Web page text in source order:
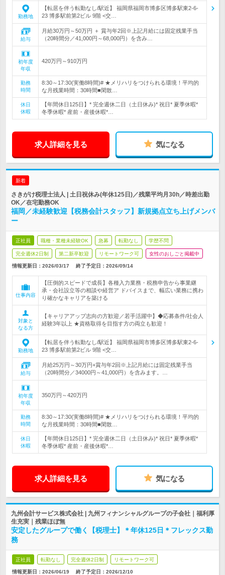
勤務地
【転居を伴う転勤なし/駅近】 福岡県福岡市博多区博多駅東2-6-
23 博多駅前第2ビル 9階 <交…
給与
月給30万円～50万円 ＋ 賞与年2回※上記月給には固定残業手当
（20時間分／41,000円～68,000円）を含み…
初年度
年収
420万円～910万円
勤務
時間
8:30～17:30(実働8時間)# ★メリハリをつけられる環境！平均的
な月残業時間：30時間■閑散…
休日
休暇
【年間休日125日】* 完全週休二日（土日休み)* 祝日* 夏季休暇*
冬季休暇* 産前・産後休暇*…
求人詳細を見る 気になる
新着
さきがけ税理士法人 | 土日祝休み(年休125日)／残業平均月30h／時差出勤
OK／在宅勤務OK
福岡／未経験歓迎【税務会計スタッフ】新規拠点立ち上げメンバ
ー
正社員 職種・業種未経験OK 急募 転勤なし 学歴不問
完全週休2日制 第二新卒歓迎 リモートワーク可 女性のおしごと掲載中
情報更新日：2026/03/17 終了予定日： 2026/09/14
仕事内容
【圧倒的スピードで成長】各種入力業務・税務申告から事業継
承・会社設立等の相談や経営ア ドバイスまで、幅広い業務に携わ
り確かなキャリアを築ける
対象と
なる方
【キャリアアップ志向の方歓迎／若手活躍中】◆応募条件/社会人
経験3年以上 ★資格取得を目指す方の両立も歓迎！
勤務地
【転居を伴う転勤なし/駅近】 福岡県福岡市博多区博多駅東2-6-
23 博多駅前第2ビル 9階 <交…
給与
月給25万円～30万円+賞与年2回※上記月給には固定残業手当
（20時間分／34000円～41,000円）を含みます。…
初年度
年収
350万円～420万円
勤務
時間
8:30～17:30(実働8時間)# ★メリハリをつけられる環境！平均的
な月残業時間：30時間■閑散…
休日
休暇
【年間休日125日】* 完全週休二日（土日休み)* 祝日* 夏季休暇*
冬季休暇* 産前・産後休暇*…
求人詳細を見る 気になる
九州会計サービス株式会社 | 九州フィナンシャルグループの子会社｜福利厚
生充実｜残業ほぼ無
安定したグループで働く【税理士】＊年休125日＊フレックス勤
務
正社員 転勤なし 完全週休2日制 リモートワーク可
情報更新日：2026/06/19 終了予定日： 2026/12/10